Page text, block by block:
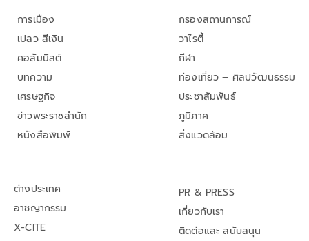
การเมือง
เปลว สีเงิน
คอลัมนิสต์
บทความ
เศรษฐกิจ
ข่าวพระราชสำนัก
หนังสือพิมพ์
กรองสถานการณ์
วาไรตี้
กีฬา
ท่องเที่ยว – ศิลปวัฒนธรรม
ประชาสัมพันธ์
ภูมิภาค
สิ่งแวดล้อม
ต่างประเทศ
อาชญากรรม
X-CITE
PR & PRESS
เกี่ยวกับเรา
ติดต่อและ สนับสนุน